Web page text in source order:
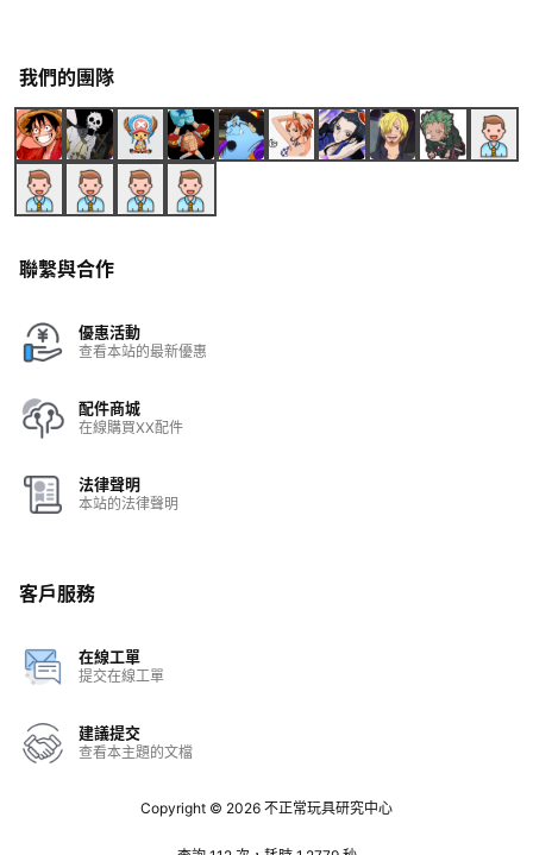
我們的團隊
聯繫與合作
優惠活動
查看本站的最新優惠
配件商城
在線購買XX配件
法律聲明
本站的法律聲明
客戶服務
在線工單
提交在線工單
建議提交
查看本主題的文檔
Copyright © 2026 不正常玩具研究中心